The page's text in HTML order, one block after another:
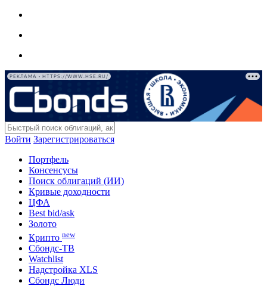
РЕКЛАМА • HTTPS://WWW.HSE.RU/
Войти Зарегистрироваться
Портфель
Консенсусы
Поиск облигаций (ИИ)
Кривые доходности
ЦФА
Best bid/ask
Золото
Крипто new
Сбондс-ТВ
Watchlist
Надстройка XLS
Сбондс Люди